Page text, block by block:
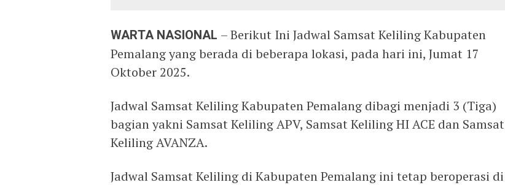
WARTA NASIONAL – Berikut Ini Jadwal Samsat Keliling Kabupaten
Pemalang yang berada di beberapa lokasi, pada hari ini, Jumat 17
Oktober 2025.
Jadwal Samsat Keliling Kabupaten Pemalang dibagi menjadi 3 (Tiga)
bagian yakni Samsat Keliling APV, Samsat Keliling HI ACE dan Samsat
Keliling AVANZA.
Jadwal Samsat Keliling di Kabupaten Pemalang ini tetap beroperasi di